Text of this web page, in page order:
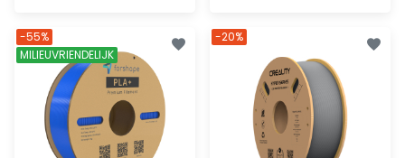
-55%
MILIEUVRIENDELIJK
-20%